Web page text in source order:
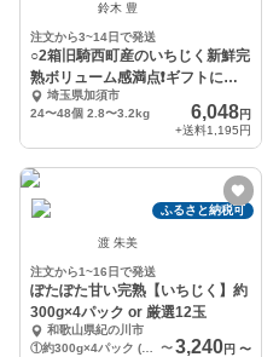
鈴木 豊
注文から3~14日で発送
○2箱旧騎西町産のいちじく新鮮完
熟ボリューム感満点❗️ギフトにも
最適です❗️
埼玉県加須市
24〜48個 2.8〜3.2kg
6,048円
+送料1,195円
ふるさと納税可
渡 朱美
注文から1~16日で発送
ぽたぽた甘い完熟【いちじく】約
300g×4パック or 厳選12玉
和歌山県紀の川市
〜 3,240円 〜